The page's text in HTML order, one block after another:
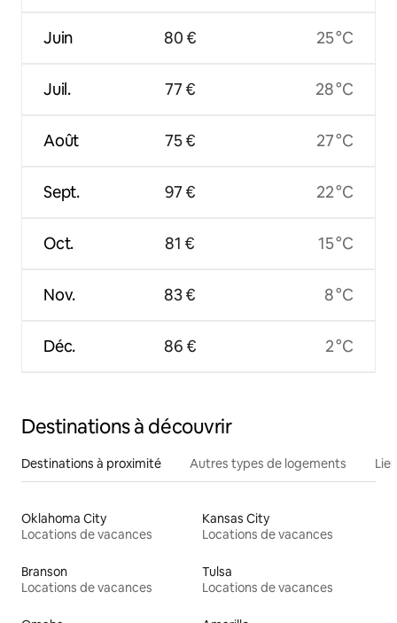
Juin
Juil.
Août
Sept.
Oct.
Nov.
Déc.
80 €
77 €
75 €
97 €
81 €
83 €
86 €
25 °C
28 °C
27 °C
22 °C
15 °C
8 °C
2 °C
Destinations à découvrir
Destinations à proximité Autres types de logements
Oklahoma City
Locations de vacances
Kansas City
Locations de vacances
Branson
Locations de vacances
Tulsa
Locations de vacances